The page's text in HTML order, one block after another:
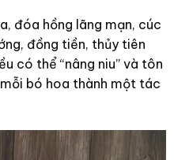
đóa hồng lãng mạn, cúc
đồng tiền, thủy tiên
có thể “nâng niu” và tôn
bó hoa thành một tác